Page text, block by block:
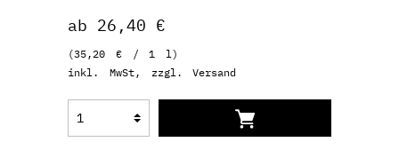
ab 26,40 €
(35,20 € / 1 l)
inkl. MwSt, zzgl. Versand